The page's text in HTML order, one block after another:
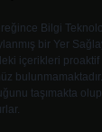
Bilgi
bir Yer
içerikleri
taşımakta